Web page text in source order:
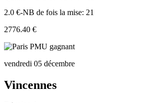
2.0 €-NB de fois la mise: 21
2776.40 €
vendredi 05 décembre
Vincennes